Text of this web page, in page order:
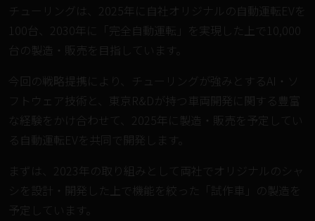
チューリングは、2025年に自社オリジナルの自動運転EVを
100台、2030年に「完全自動運転」を実現した上で10,000
台の製造・販売を目指しています。
今回の戦略提携により、チューリングが強みとするAI・ソ
フトウェア技術と、東京R&Dが持つ車両開発に関する豊富
な経験をかけ合わせて、2025年に製造・販売を予定してい
る自動運転EVを共同で開発します。
まずは、2023年の取り組みとして両社でオリジナルのシャ
シを設計・開発した上で機能を絞った「試作車」の製造を
予定しています。